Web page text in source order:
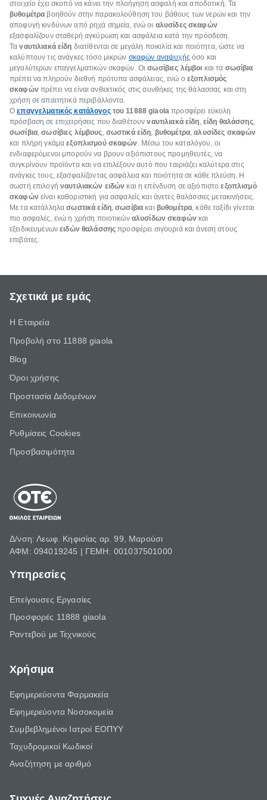
στοιχείο έχει σκοπό να κάνει την πλοήγηση ασφαλή και αποδοτική. Τα
βυθομέτρα βοηθούν στην παρακολούθηση του βάθους των νερών και την
αποφυγή κινδύνων από ρηχά σημεία, ενώ οι αλυσίδες σκαφών
εξασφαλίζουν σταθερή αγκύρωση και ασφάλεια κατά την πρόσδεση.
Ταναυτιλιακά είδη διατίθενται σε μεγάλη ποικιλία και ποιότητα, ώστε να
καλύπτουν τις ανάγκες τόσο μικρών σκαφών αναψυχής όσο και
μεγαλύτερων επαγγελματικών σκαφών. Οισωσίβιες λέμβοι και τα σωσίβια
πρέπει να πληρούν διεθνή πρότυπα ασφάλειας, ενώ οεξοπλισμός
σκαφών πρέπει να είναι ανθεκτικός στις συνθήκες της θάλασσας και στη
χρήση σε απαιτητικά περιβάλλοντα.
Οεπαγγελματικός κατάλογοςτου 11888 giaola προσφέρει εύκολη
πρόσβαση σε επιχειρήσεις που διαθέτουνναυτιλιακά είδη, είδη θαλάσσης,
σωσίβια,σωσίβιες λέμβους, σωστικά είδη, βυθομέτρα,αλυσίδες σκαφών
και πλήρη γκάμαεξοπλισμού σκαφών . Μέσω του καταλόγου, οι
ενδιαφερόμενοι μπορούν να βρουν αξιόπιστους προμηθευτές, να
συγκρίνουν προϊόντα και να επιλέξουν αυτό που ταιριάζει καλύτερα στις
ανάγκες τους, εξασφαλίζοντας ασφάλεια και ποιότητα σε κάθε πλεύση. Η
σωστή επιλογή ναυτιλιακών ειδών και η επένδυση σε αξιόπιστοεξοπλισμό
σκαφών είναι καθοριστική για ασφαλείς και άνετες θαλάσσιες μετακινήσεις.
Με τα κατάλληλασωστικά είδη,σωσίβια και βυθομέτρα, κάθε ταξίδι γίνεται
πιο ασφαλές, ενώ η χρήση ποιοτικών αλυσίδων σκαφών και
εξειδικευμένωνειδών θαλάσσης προσφέρει σιγουριά και άνεση στους
επιβάτες.
Σχετικά με εμάς
Η Εταιρεία
Προβολή στο 11888 giaola
Blog
Όροι χρήσης
Προστασία Δεδομένων
Επικοινωνία
Ρυθμίσεις Cookies
Προσβασιμότητα
Δ/νση: Λεωφ. Κηφισίας αρ. 99, Μαρούσι
ΑΦΜ: 094019245 | ΓΕΜΗ: 001037501000
Υπηρεσίες
Επείγουσες Εργασίες
Προσφορές 11888 giaola
Ραντεβού με Τεχνικούς
Χρήσιμα
Εφημερεύοντα Φαρμακεία
Εφημερεύοντα Νοσοκομεία
Συμβεβλημένοι Ιατροί ΕΟΠΥΥ
Ταχυδρομικοί Κωδικοί
Αναζήτηση με αριθμό